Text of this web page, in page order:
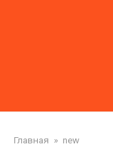
Главная » new